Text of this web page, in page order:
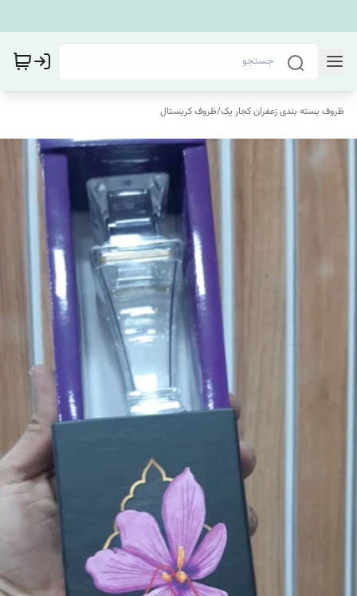
ظروف بسته بندی زعفران کجار پک/ظروف کریستال